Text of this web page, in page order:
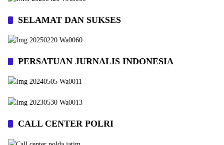
SELAMAT DAN SUKSES
PERSATUAN JURNALIS INDONESIA
CALL CENTER POLRI